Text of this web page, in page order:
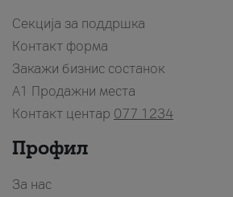
Секција за поддршка
Контакт форма
Закажи бизнис состанок
A1 Продажни места
Контакт центар 077 1234
Профил
За нас